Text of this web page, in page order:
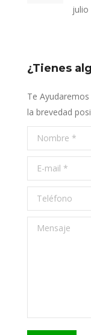
julio
¿Tienes
Te
la brevedad
Nombre *
E-mail *
Teléfono
Mensaje